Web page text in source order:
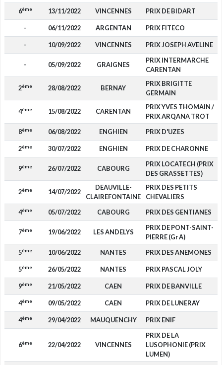
6ème 13/11/2022 VINCENNES PRIX DE BIDART
- 06/11/2022 ARGENTAN PRIX FITECO
- 10/09/2022 VINCENNES PRIX JOSEPH AVELINE
- 05/09/2022 GRAIGNES
PRIX INTERMARCHE
CARENTAN
2ème 28/08/2022 BERNAY
PRIX BRIGITTE
GERMAIN
4ème 15/08/2022 CARENTAN
PRIX YVES THOMAIN /
PRIX ARQANA TROT
8ème 06/08/2022 ENGHIEN PRIX D'UZES
2ème 30/07/2022 ENGHIEN PRIX DE CHARONNE
9ème 26/07/2022 CABOURG
PRIX LOCATECH (PRIX
DES GRASSETTES)
2ème 14/07/2022
DEAUVILLE-
CLAIREFONTAINE
PRIX DES PETITS
CHEVALIERS
4ème 05/07/2022 CABOURG PRIX DES GENTIANES
7ème 19/06/2022 LES ANDELYS
PRIX DE PONT-SAINT-
PIERRE (Gr A)
5ème 10/06/2022 NANTES PRIX DES ANEMONES
5ème 26/05/2022 NANTES PRIX PASCAL JOLY
9ème 21/05/2022 CAEN PRIX DE BANVILLE
4ème 09/05/2022 CAEN PRIX DE LUNERAY
4ème 29/04/2022 MAUQUENCHY PRIX ENIF
6ème 22/04/2022 VINCENNES
PRIX DE LA
LUSOPHONIE (PRIX
LUMEN)